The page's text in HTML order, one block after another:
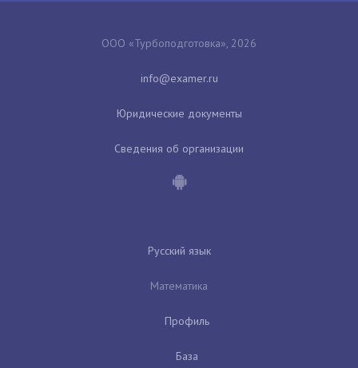
ООО «Турбоподготовка», 2026
Юридические документы
Сведения об организации
Русский язык
Математика
Профиль
База